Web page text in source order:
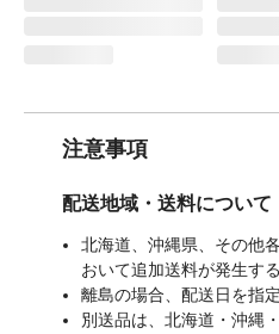
注意事項
配送地域・送料について
北海道、沖縄県、その他
おいて追加送料が発生す
離島の場合、配送日を指
別送品は、北海道・沖縄